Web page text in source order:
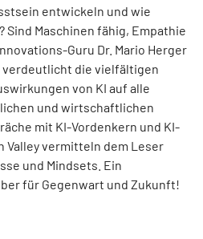
entwickeln und wie
Sind Maschinen fähig, Empathie
Guru Dr. Mario Herger
die viel­fältigen
von KI auf alle
und wirtschaftlichen
mit KI-Vordenkern und KI-
Valley vermitteln dem Leser
und Mindsets. Ein
für Gegenwart und Zukunft!